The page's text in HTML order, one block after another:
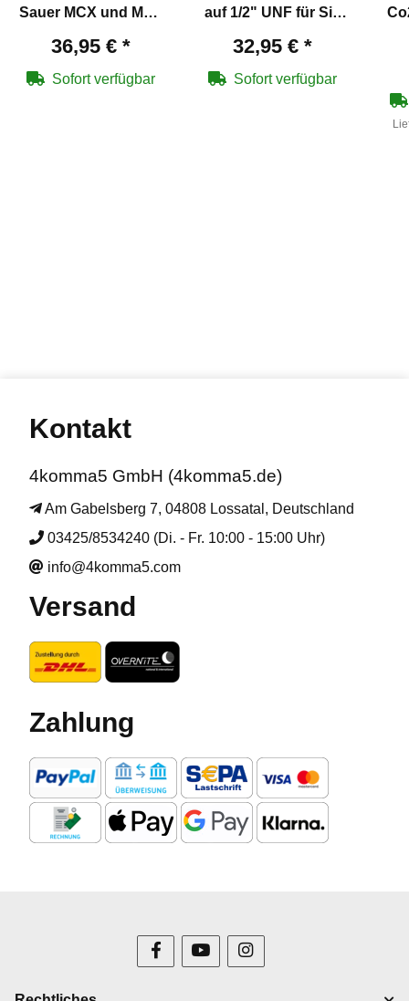
Sauer MCX und MPX
36,95 € *
Sofort verfügbar
auf 1/2" UNF für Sig
Gewehr
32,95 € *
Sofort verfügbar
Kontakt
4komma5 GmbH (4komma5.de)
Am Gabelsberg 7, 04808 Lossatal, Deutschland
03425/8534240 (Di. - Fr. 10:00 - 15:00 Uhr)
info@4komma5.com
Versand
Zahlung